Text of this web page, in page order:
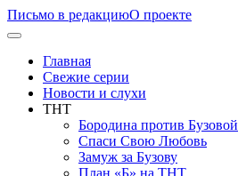
Письмо в редакциюО проекте
Главная
Свежие серии
Новости и слухи
ТНТ
Бородина против Бузовой
Спаси Свою Любовь
Замуж за Бузову
План «Б» на ТНТ